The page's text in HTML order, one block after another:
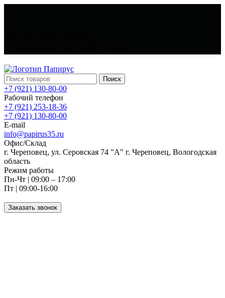
Поиск
+7 (921) 130-80-00
Рабочий телефон
+7 (921) 253-18-36
+7 (921) 130-80-00
E-mail
info@papirus35.ru
Офис/Склад
г. Череповец, ул. Серовская 74 "А" г. Череповец, Вологодская
область
Режим работы
Пн-Чт | 09:00 – 17:00
Пт | 09:00-16:00
Заказать звонок